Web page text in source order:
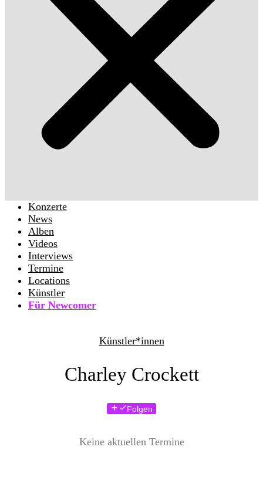
Konzerte
News
Alben
Videos
Interviews
Termine
Locations
Künstler
Für Newcomer
Künstler*innen
Charley Crockett
Folgen
Keine aktuellen Termine